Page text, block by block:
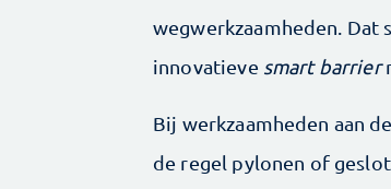
wegwerkzaamheden. Dat
innovatieve smart barrier
Bij werkzaamheden aan
de regel pylonen of